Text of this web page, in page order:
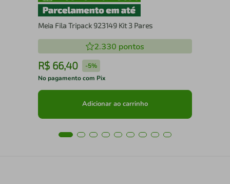
Meia Fila Tripack 923149 Kit 3 Pares
2.330 pontos
R$ 66,40 -5%
No pagamento com Pix
Adicionar ao carrinho